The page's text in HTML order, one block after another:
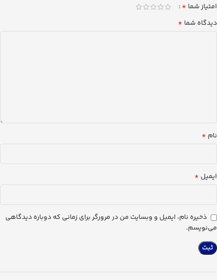
امتیاز شما *
دیدگاه شما *
نام *
ایمیل *
ذخیره نام، ایمیل و وبسایت من در مرورگر برای زمانی که دوباره دیدگاهی
می‌نویسم.